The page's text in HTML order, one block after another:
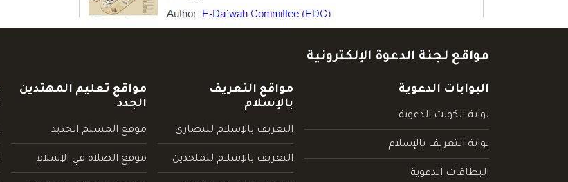
مواقع لجنة الدعوة الإلكترونية
البوابات الدعوية
بوابة الكويت الدعوية
بوابة التعريف بالإسلام
البطاقات الدعوية
مواقع التعريف
بالإسلام
التعريف بالإسلام للنصارى
التعريف بالإسلام للملحدين
مواقع تعليم المهتدين
الجدد
موقع المسلم الجديد
موقع الصلاة في الإسلام